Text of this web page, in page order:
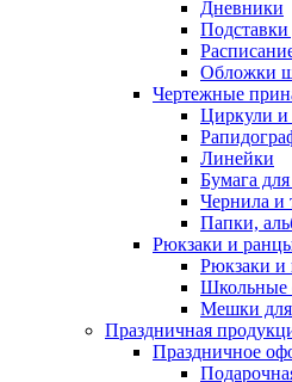
Дневники
Обложки
Чертежные
Циркули и
Линейки
Бумага
Чернила и
Папки,
Рюкзаки и
Рюкзаки и
Школьные
Мешки для
Праздничная
Праздничное